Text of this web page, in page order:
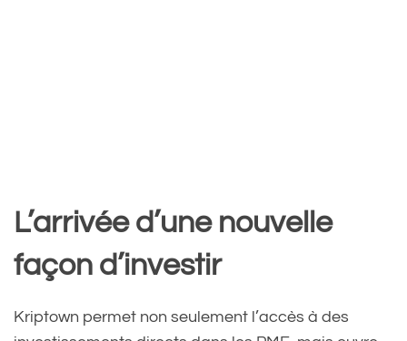
L’arrivée d’une nouvelle
façon d’investir
Kriptown permet non seulement l’accès à des